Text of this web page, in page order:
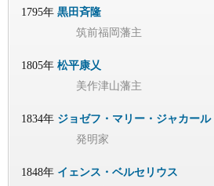
1795年 黒田斉隆
筑前福岡藩主
1805年 松平康乂
美作津山藩主
1834年 ジョゼフ・マリー・ジャカール
発明家
1848年 イェンス・ベルセリウス